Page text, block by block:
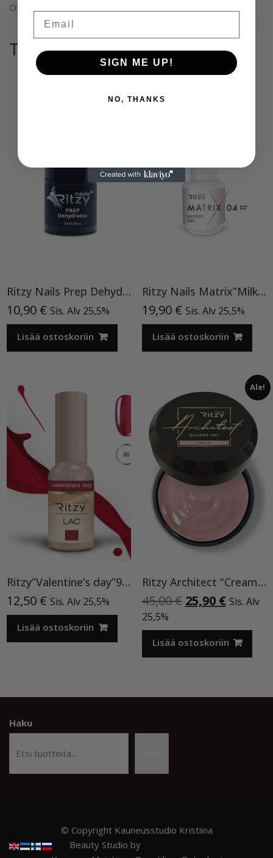
Osastot:
Tutustu myös
Ritzy Nails Prep Dehydrator
10,90 € Sis. Alv 25,5%
Lisää ostoskoriin
Ritzy Nails Matrix”Milky Rose” rakennegeeli, 04 9ml, Bottle builder gel
19,90 € Sis. Alv 25,5%
Lisää ostoskoriin
Ritzy”Valentine’s day”90, geelilakka TPO vapaa
12,50 € Sis. Alv 25,5%
Lisää ostoskoriin
Ale!
Ritzy Architect “Cream” rakennegeeli,50ml
45,00€ Alkuperäinen
oli:
45,00 €.
25,90 €
on:
25,90 €.
Sis. Alv
25,5%
Lisää ostoskoriin
Haku
© Copyright Kauneusstudio Kristiina
Beauty Studio by
SIGN ME UP!
NO, THANKS